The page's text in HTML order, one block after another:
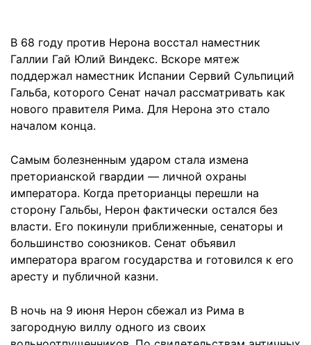
В 68 году против Нерона восстал наместник
Галлии Гай Юлий Виндекс. Вскоре мятеж
поддержал наместник Испании Сервий Сульпиций
Гальба, которого Сенат начал рассматривать как
нового правителя Рима. Для Нерона это стало
началом конца.
Самым болезненным ударом стала измена
преторианской гвардии — личной охраны
императора. Когда преторианцы перешли на
сторону Гальбы, Нерон фактически остался без
власти. Его покинули приближенные, сенаторы и
большинство союзников. Сенат объявил
императора врагом государства и готовился к его
аресту и публичной казни.
В ночь на 9 июня Нерон сбежал из Рима в
загородную виллу одного из своих